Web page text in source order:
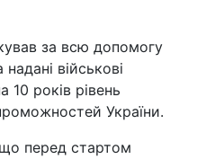
за всю допомогу
військові
10 років рівень
України.
перед стартом